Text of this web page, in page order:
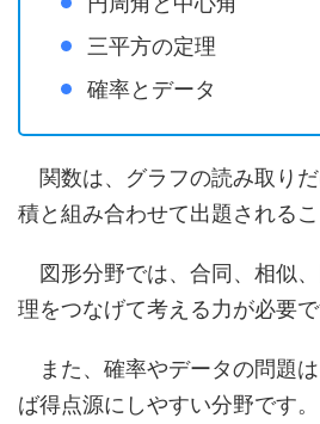
三平方の定理
確率とデータ
関数は、グラフの読み取り
積と組み合わせて出題されるこ
図形分野では、合同、相似
理をつなげて考える力が必要で
また、確率やデータの問題
ば得点源にしやすい分野です。